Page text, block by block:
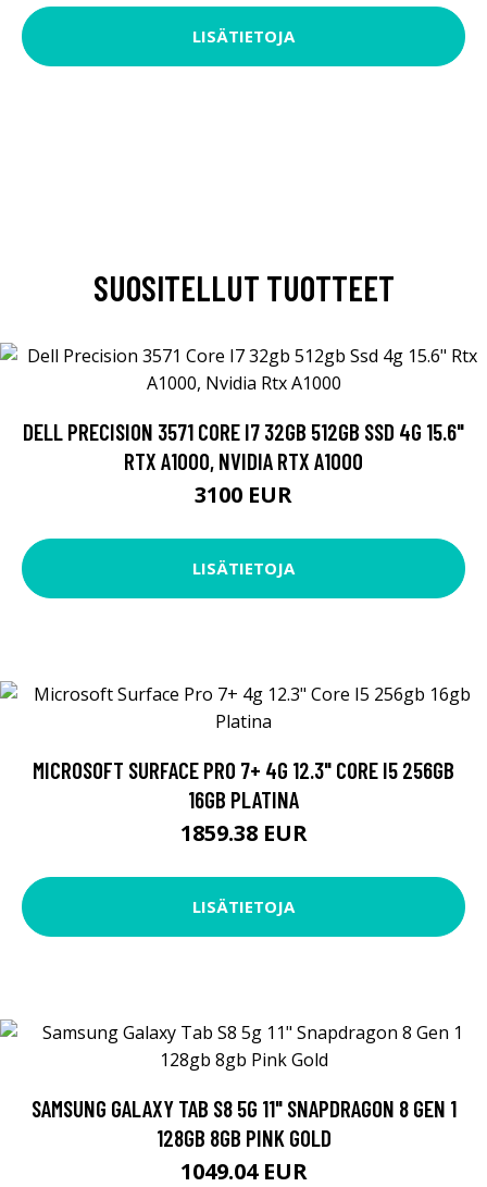
LISÄTIETOJA
SUOSITELLUT TUOTTEET
DELL PRECISION 3571 CORE I7 32GB 512GB SSD 4G 15.6"
RTX A1000, NVIDIA RTX A1000
3100 EUR
LISÄTIETOJA
MICROSOFT SURFACE PRO 7+ 4G 12.3" CORE I5 256GB
16GB PLATINA
1859.38 EUR
LISÄTIETOJA
SAMSUNG GALAXY TAB S8 5G 11" SNAPDRAGON 8 GEN 1
128GB 8GB PINK GOLD
1049.04 EUR